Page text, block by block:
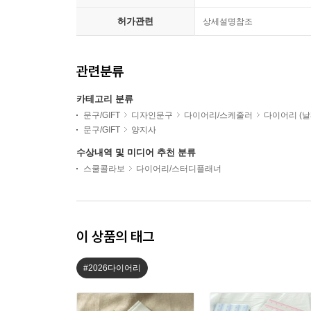
허가관련 상세설명참조
관련분류
카테고리 분류
문구/GIFT 디자인문구 다이어리/스케줄러
다이어리 (
문구/GIFT
양지사
수상내역 및 미디어 추천 분류
스쿨콜라보 다이어리/스터디플래너
이 상품의 태그
#2026다이어리